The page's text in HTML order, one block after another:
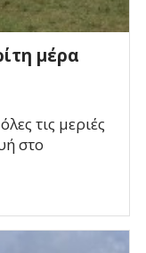
μέρα
τις μεριές
στο